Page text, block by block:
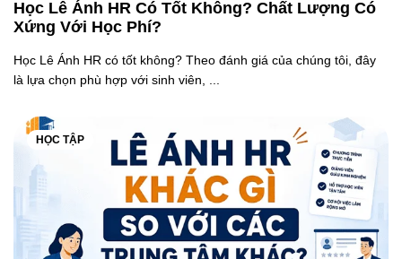
Học Lê Ánh HR Có Tốt Không? Chất Lượng Có
Xứng Với Học Phí?
Học Lê Ánh HR có tốt không? Theo đánh giá của chúng tôi, đây
là lựa chọn phù hợp với sinh viên, ...
HỌC TẬP